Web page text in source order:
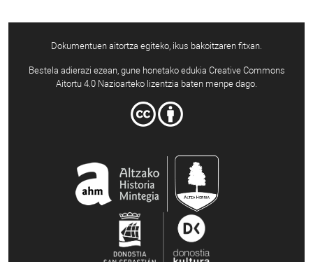
Dokumentuen aitortza egiteko, ikus bakoitzaren fitxan.
Bestela adierazi ezean, gune honetako edukia Creative Commons
Aitortu 4.0 Nazioarteko lizentzia baten menpe dago.